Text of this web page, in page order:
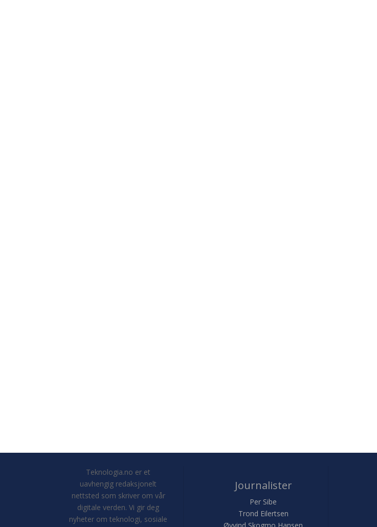
Teknologia.no er et
uavhengig redaksjonelt
nettsted som skriver om vår
digitale verden. Vi gir deg
nyheter om teknologi, sosiale
Journalister
Per Sibe
Trond Eilertsen